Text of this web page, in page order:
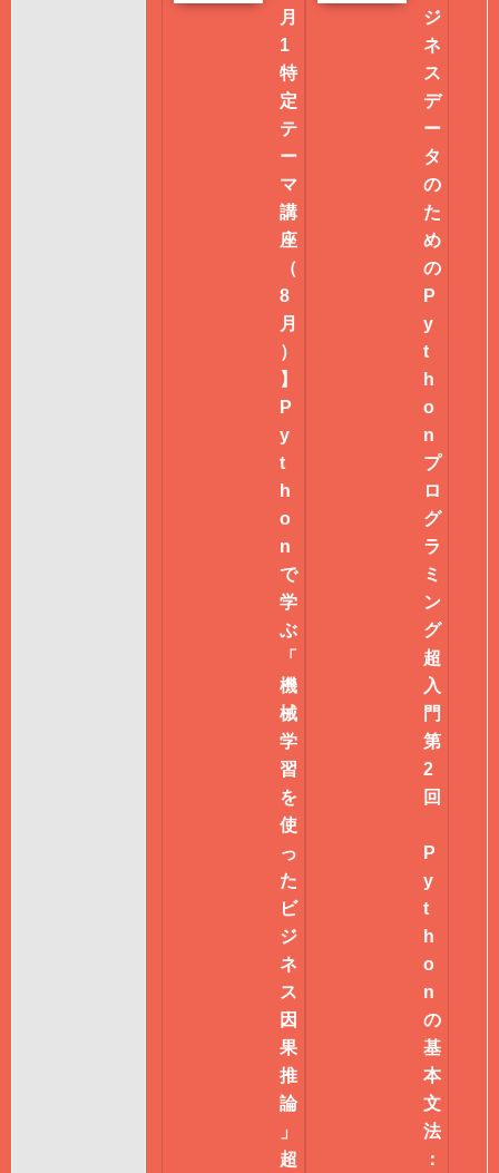
月
1
特
定
テ
ー
マ
講
座
（
8
月
）
】
P
y
t
h
o
n
で
学
ぶ
「
機
械
学
習
を
使
っ
た
ビ
ジ
ネ
ス
因
果
推
論
」
超
ジ
ネ
ス
デ
ー
タ
の
た
め
の
P
y
t
h
o
n
プ
ロ
グ
ラ
ミ
ン
グ
超
入
門
第
2
回
P
y
t
h
o
n
の
基
本
文
法
：